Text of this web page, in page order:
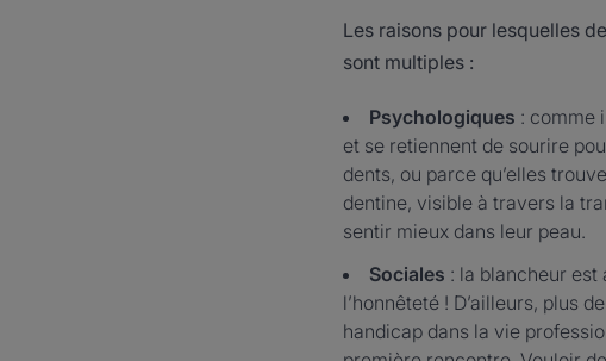
Les raisons pour lesquelles
sont multiples :
Psychologiques : comme
et se retiennent de sourire
dents, ou parce qu’elles
dentine, visible à travers la
sentir mieux dans leur peau.
Sociales : la blancheur est
l’honnêteté ! D’ailleurs, plus
handicap dans la vie